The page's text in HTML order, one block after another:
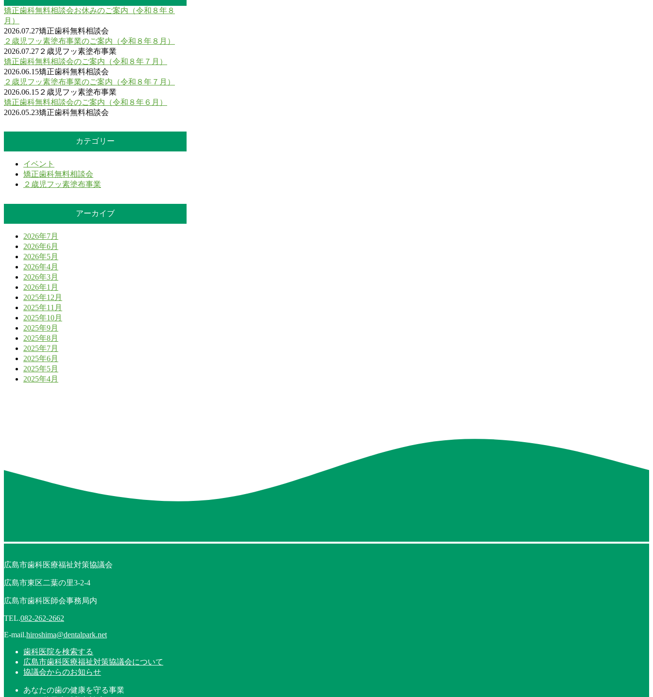
矯正歯科無料相談会お休みのご案内（令和８年８
月）
2026.07.27矯正歯科無料相談会
２歳児フッ素塗布事業のご案内（令和８年８月）
2026.07.27 ２歳児フッ素塗布事業
矯正歯科無料相談会のご案内（令和８年７月）
2026.06.15矯正歯科無料相談会
２歳児フッ素塗布事業のご案内（令和８年７月）
2026.06.15 ２歳児フッ素塗布事業
矯正歯科無料相談会のご案内（令和８年６月）
2026.05.23矯正歯科無料相談会
カテゴリー
イベント
矯正歯科無料相談会
２歳児フッ素塗布事業
アーカイブ
2026年7月
2026年6月
2026年5月
2026年4月
2026年3月
2026年1月
2025年12月
2025年11月
2025年10月
2025年9月
2025年8月
2025年7月
2025年6月
2025年5月
2025年4月
広島市歯科医療福祉対策協議会
広島市東区二葉の里3-2-4
広島市歯科医師会事務局内
TEL.082-262-2662
E-mail.hiroshima@dentalpark.net
歯科医院を検索する
広島市歯科医療福祉対策協議会について
協議会からのお知らせ
あなたの歯の健康を守る事業